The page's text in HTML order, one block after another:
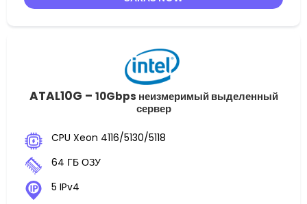
ATAL10G – 10Gbps неизмеримый выделенный
сервер
CPU Xeon 4116/5130/5118
64 ГБ ОЗУ
5 IPv4